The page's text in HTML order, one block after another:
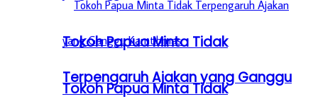
Tokoh Papua Minta Tidak
Terpengaruh Ajakan yang Ganggu
Tokoh Papua Minta Tidak